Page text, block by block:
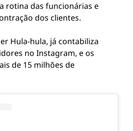
rotina das funcionárias e
dos clientes.
Hula-hula, já contabiliza
no Instagram, e os
de 15 milhões de